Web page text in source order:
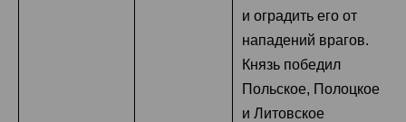
и оградить его от
нападений врагов.
Князь победил
Польское, Полоцкое
и Литовское